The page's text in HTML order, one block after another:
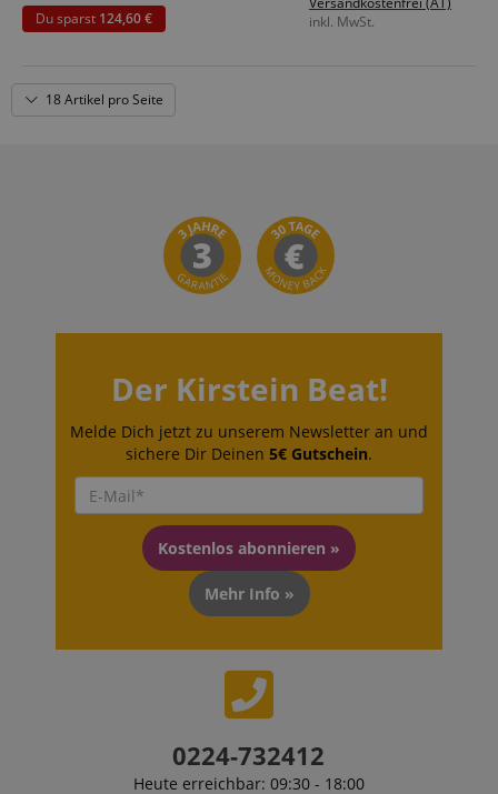
inkl. MwSt.
Du sparst 124,60 €
18 Artikel pro Seite
Der Kirstein Beat!
Melde Dich jetzt zu unserem Newsletter an und
sichere Dir Deinen 5€ Gutschein.
Kostenlos abonnieren »
Mehr Info »
0224-732412
Heute erreichbar: 09:30 - 18:00